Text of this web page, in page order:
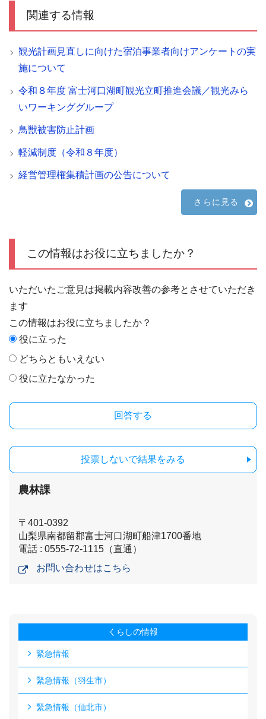
関連する情報
観光計画見直しに向けた宿泊事業者向けアンケートの実
施について
令和８年度 富士河口湖町観光立町推進会議／観光みら
いワーキンググループ
鳥獣被害防止計画
軽減制度（令和８年度）
経営管理権集積計画の公告について
さらに見る
この情報はお役に立ちましたか？
いただいたご意見は掲載内容改善の参考とさせていただき
ます
この情報はお役に立ちましたか？
役に立った
どちらともいえない
役に立たなかった
投票しないで結果をみる
農林課
〒401-0392
山梨県南都留郡富士河口湖町船津1700番地
電話 : 0555-72-1115（直通）
お問い合わせはこちら
くらしの情報
緊急情報
緊急情報（羽生市）
緊急情報（仙北市）